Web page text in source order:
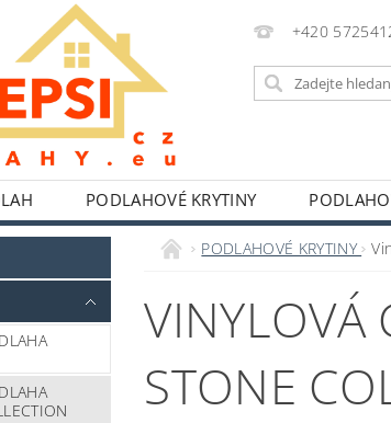
+420
PODLAHOVÉ KRYTINY
LEPIDLA,TMELY A SILIKONY
BYTOVÉ DOPLŇKY A DEKORACE
BLOG FOTOGALERIE
PODLAHOVÉ KRYTINY
VINYLOVÁ
STONE